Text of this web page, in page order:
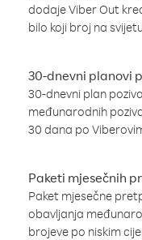
dodaje Viber Out
bilo koji broj na
30-dnevni planovi
30-dnevni plan
međunarodnih
30 dana po
Paketi mjesečnih
Paket mjesečne
obavljanja
brojeve po niskim